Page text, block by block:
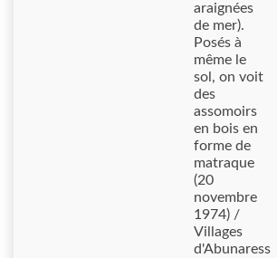
araignées
de mer).
Posés à
même le
sol, on voit
des
assomoirs
en bois en
forme de
matraque
(20
novembre
1974) /
Villages
d'Abunaress